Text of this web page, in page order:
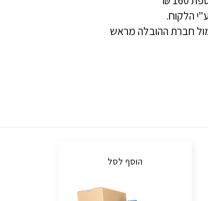
הלקוח.
חברת ההובלה מראש
הוסף לסל